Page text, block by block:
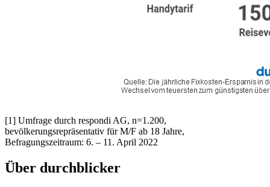
[1] Umfrage durch respondi AG, n=1.200,
bevölkerungsrepräsentativ für M/F ab 18 Jahre,
Befragungszeitraum: 6. – 11. April 2022
Über durchblicker